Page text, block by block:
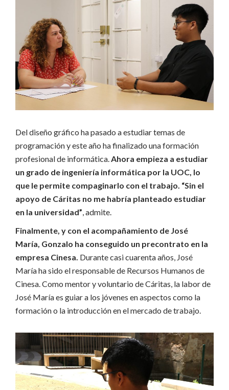
Del diseño gráfico ha pasado a estudiar temas de
programación y este año ha finalizado una formación
profesional de informática.Ahora empieza a estudiar
un grado de ingeniería informática por la UOC, lo
que le permite compaginarlo con el trabajo. “Sin el
apoyo de Cáritas no me habría planteado estudiar
en la universidad”, admite.
Finalmente, y con el acompañamiento de José
María, Gonzalo ha conseguido un precontrato en la
empresa Cinesa. Durante casi cuarenta años, José
María ha sido el responsable de Recursos Humanos de
Cinesa. Como mentor y voluntario de Cáritas, la labor de
José María es guiar a los jóvenes en aspectos como la
formación o la introducción en el mercado de trabajo.